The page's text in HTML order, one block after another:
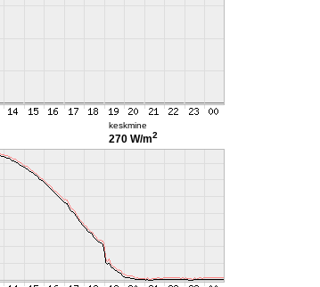
keskmine
270 W/m2